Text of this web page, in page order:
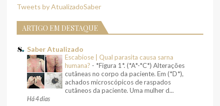
Tweets by AtualizadoSaber
ARTIGO EM DESTAQUE
Saber Atualizado
Escabiose | Qual parasita causa sarna
humana? - *Figura 1*. (*A*-*C*) Alterações
cutâneas no corpo da paciente. Em (*D*),
achados microscópicos de raspados
cutâneos da paciente. Uma mulher d...
Há 4 dias